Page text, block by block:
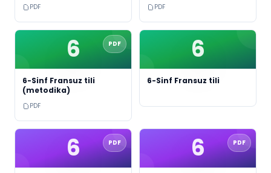
PDF PDF
6 PDF
6-Sinf Fransuz tili
(metodika)
PDF
6
6-Sinf Fransuz tili
6 PDF 6 PDF